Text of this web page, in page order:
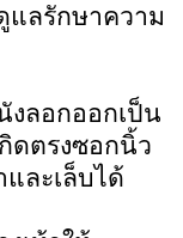
แลรักษาความ
ลอกออกเป็น
ดตรงซอกนิ้ว
ละเล็บได้